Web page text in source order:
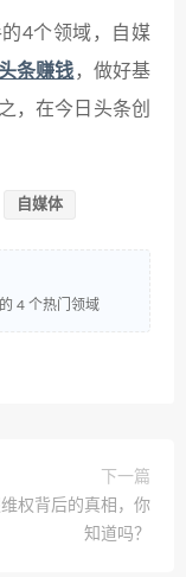
4个领域，自媒
头条赚钱 ，做好基
，在今日头条创
自媒体
4 个热门领域
下一篇
权背后的真相，你
知道吗？